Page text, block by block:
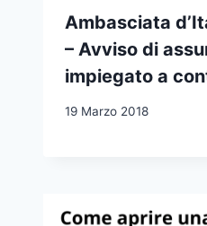
Ambasciata
– Avviso di
impiegato a
19 Marzo 2018